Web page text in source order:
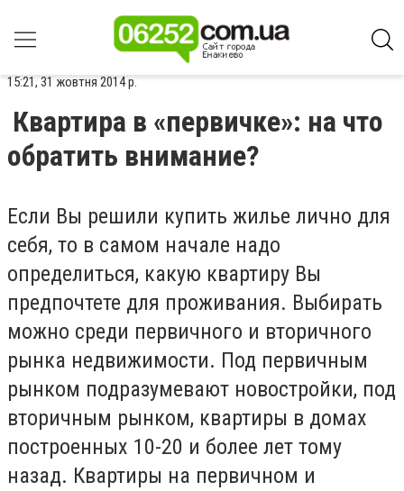
15:21, 31 жовтня 2014 р.
Квартира в «первичке»: на что
обратить внимание?
Если Вы решили купить жилье лично для
себя, то в самом начале надо
определиться, какую квартиру Вы
предпочтете для проживания. Выбирать
можно среди первичного и вторичного
рынка недвижимости. Под первичным
рынком подразумевают новостройки, под
вторичным рынком, квартиры в домах
построенных 10-20 и более лет тому
назад. Квартиры на первичном и